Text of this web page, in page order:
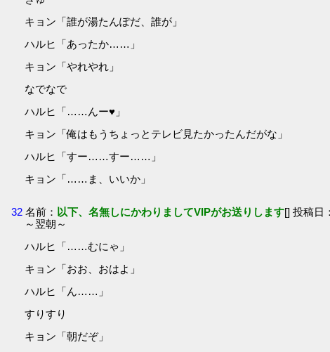
キョン「誰が湯たんぽだ、誰が」
ハルヒ「あったか……」
キョン「やれやれ」
なでなで
ハルヒ「……んー♥」
キョン「俺はもうちょっとテレビ見たかったんだがな」
ハルヒ「すー……すー……」
キョン「……ま、いいか」
32 名前： 以下、名無しにかわりましてVIPがお送りします[] 投稿日
～翌朝～
ハルヒ「……むにゃ」
キョン「おお、おはよ」
ハルヒ「ん……」
すりすり
キョン「朝だぞ」